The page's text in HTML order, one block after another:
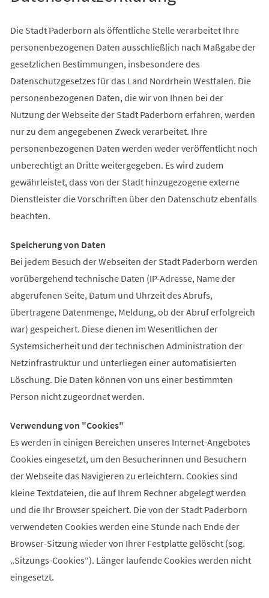
Die Stadt Paderborn als öffentliche Stelle verarbeitet Ihre
personenbezogenen Daten ausschließlich nach Maßgabe der
gesetzlichen Bestimmungen, insbesondere des
Datenschutzgesetzes für das Land Nordrhein Westfalen. Die
personenbezogenen Daten, die wir von Ihnen bei der
Nutzung der Webseite der Stadt Paderborn erfahren, werden
nur zu dem angegebenen Zweck verarbeitet. Ihre
personenbezogenen Daten werden weder veröffentlicht noch
unberechtigt an Dritte weitergegeben. Es wird zudem
gewährleistet, dass von der Stadt hinzugezogene externe
Dienstleister die Vorschriften über den Datenschutz ebenfalls
beachten.
Speicherung von Daten
Bei jedem Besuch der Webseiten der Stadt Paderborn werden
vorübergehend technische Daten (IP-Adresse, Name der
abgerufenen Seite, Datum und Uhrzeit des Abrufs,
übertragene Datenmenge, Meldung, ob der Abruf erfolgreich
war) gespeichert. Diese dienen im Wesentlichen der
Systemsicherheit und der technischen Administration der
Netzinfrastruktur und unterliegen einer automatisierten
Löschung. Die Daten können von uns einer bestimmten
Person nicht zugeordnet werden.
Verwendung von "Cookies"
Es werden in einigen Bereichen unseres Internet-Angebotes
Cookies eingesetzt, um den Besucherinnen und Besuchern
der Webseite das Navigieren zu erleichtern. Cookies sind
kleine Textdateien, die auf Ihrem Rechner abgelegt werden
und die Ihr Browser speichert. Die von der Stadt Paderborn
verwendeten Cookies werden eine Stunde nach Ende der
Browser-Sitzung wieder von Ihrer Festplatte gelöscht (sog.
„Sitzungs-Cookies“). Länger laufende Cookies werden nicht
eingesetzt.